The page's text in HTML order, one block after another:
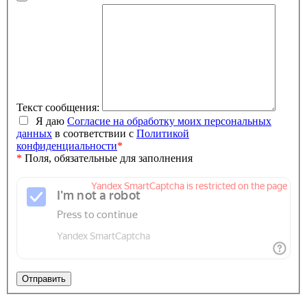
Текст сообщения:
Я даю Согласие на обработку моих персональных
данных в соответствии с Политикой
конфиденциальности*
* Поля, обязательные для заполнения